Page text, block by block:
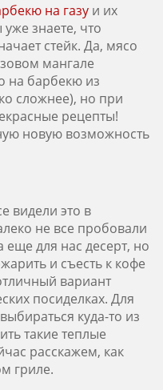
на газу и их
знаете, что
стейк. Да, мясо
мангале
на барбекю из
сложнее), но при
рецепты!
новую возможность
видели это в
не все пробовали
еще для нас десерт, но
и съесть к кофе
вариант
посиделках. Для
куда-то из
такие теплые
расскажем, как
гриле.